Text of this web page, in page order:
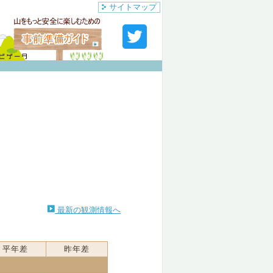
サイトマップ
最新の観測情報へ
平年差 昨年差